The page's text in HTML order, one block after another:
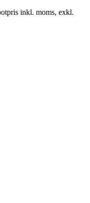
inkl. moms, exkl.